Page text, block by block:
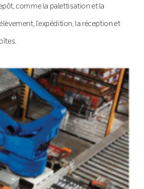
comme la palettisation et la
l’expédition, la réception et